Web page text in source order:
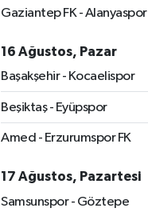
Gaziantep FK - Alanyaspor
16 Ağustos, Pazar
Başakşehir - Kocaelispor
Beşiktaş - Eyüpspor
Amed - Erzurumspor FK
17 Ağustos, Pazartesi
Samsunspor - Göztepe